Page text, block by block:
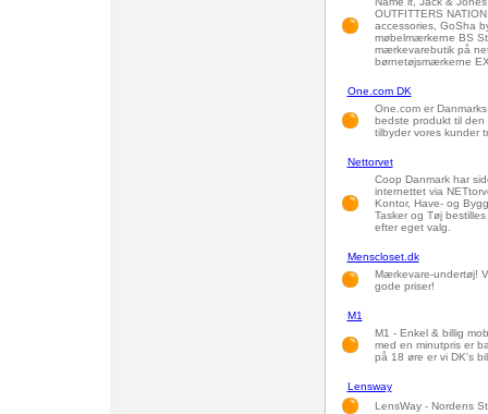
OUTFITTERS
accessories, GoSha
møbelmærkerne BS
mærkevarebutik på
børnetøjsmærkerne
One.com DK
One.com er
bedste produkt til
tilbyder vores kunder
Nettorvet
Coop Danmark har
internettet via
Kontor, Have- og
Tasker og Tøj
efter eget valg.
Menscloset.dk
Mærkevare-undertøj!
gode priser!
M1
M1 - Enkel & billig
med en minutpris er
på 18 øre er vi DK's
Lensway
LensWay - Nordens